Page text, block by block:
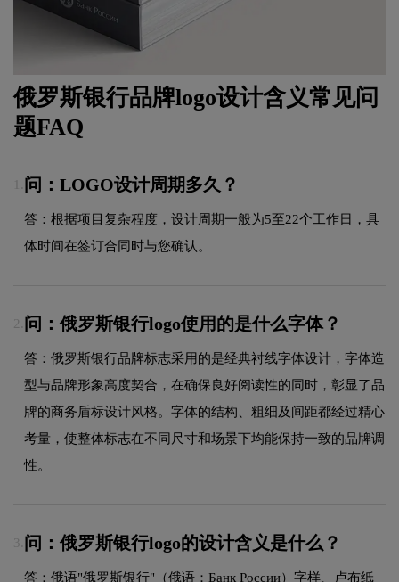
俄罗斯银行品牌logo设计含义常见问
题FAQ
问：LOGO设计周期多久？
答：根据项目复杂程度，设计周期一般为5至22个工作日，具
体时间在签订合同时与您确认。
2. 问：俄罗斯银行logo使用的是什么字体？
答：俄罗斯银行品牌标志采用的是经典衬线字体设计，字体造
型与品牌形象高度契合，在确保良好阅读性的同时，彰显了品
牌的商务盾标设计风格。字体的结构、粗细及间距都经过精心
考量，使整体标志在不同尺寸和场景下均能保持一致的品牌调
性。
3. 问：俄罗斯银行logo的设计含义是什么？
答：俄语"俄罗斯银行"（俄语：Банк России）字样、卢布纸